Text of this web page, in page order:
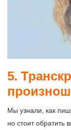
5.
Мы узнали, как
но стоит обратить